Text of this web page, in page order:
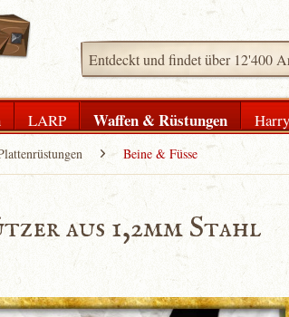
LARP Waffen & Rüstungen
Beine & Füsse
aus 1,2mm Stahl